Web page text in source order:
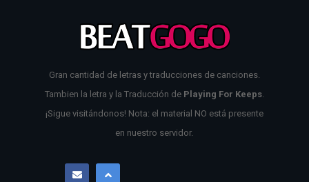
Gran cantidad de letras y traducciones de canciones.
Tambien la letra y la Traducción de Playing For Keeps.
¡Sigue visitándonos! Nota: el material NO está presente
en nuestro servidor.